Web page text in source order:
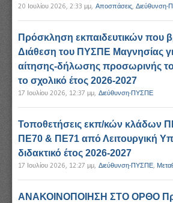
20 Ιουλίου 2026, 2:33 μμ, Αποσπάσεις,
Πρόσκληση εκπαιδευτικών που
Διάθεση του ΠΥΣΠΕ Μαγνησίας
αίτησης-δήλωσης προσωρινής
το σχολικό έτος 2026-2027
17 Ιουλίου 2026, 12:37 μμ, Διεύθυνση-ΠΥΣΠΕ
Τοποθετήσεις εκπ/κών κλάδων
ΠΕ70 & ΠΕ71 από Λειτουργική
διδακτικό έτος 2026-2027
17 Ιουλίου 2026, 12:27 μμ, Διεύθυνση-ΠΥΣΠΕ,
ΑΝΑΚΟΙΝΟΠΟΙΗΣΗ ΣΤΟ ΟΡΘΟ